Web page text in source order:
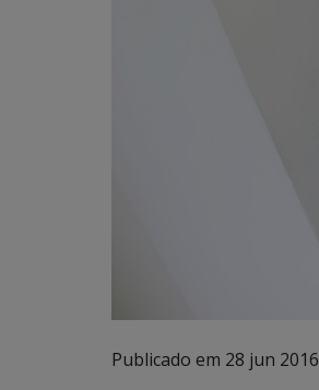
Publicado em 28 jun 2016